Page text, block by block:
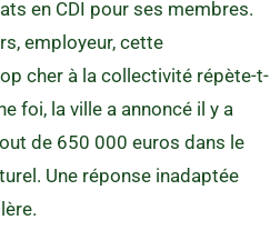
en CDI pour ses membres.
employeur, cette
cher à la collectivité répète-t-
foi, la ville a annoncé il y a
de 650 000 euros dans le
Une réponse inadaptée